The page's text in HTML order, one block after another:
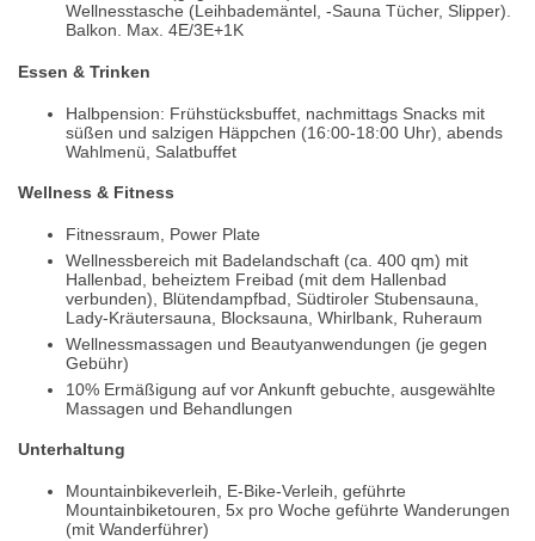
Wellnesstasche (Leihbademäntel, -Sauna Tücher, Slipper).
Balkon. Max. 4E/3E+1K
Essen & Trinken
Halbpension: Frühstücksbuffet, nachmittags Snacks mit
süßen und salzigen Häppchen (16:00-18:00 Uhr), abends
Wahlmenü, Salatbuffet
Wellness & Fitness
Fitnessraum, Power Plate
Wellnessbereich mit Badelandschaft (ca. 400 qm) mit
Hallenbad, beheiztem Freibad (mit dem Hallenbad
verbunden), Blütendampfbad, Südtiroler Stubensauna,
Lady-Kräutersauna, Blocksauna, Whirlbank, Ruheraum
Wellnessmassagen und Beautyanwendungen (je gegen
Gebühr)
10% Ermäßigung auf vor Ankunft gebuchte, ausgewählte
Massagen und Behandlungen
Unterhaltung
Mountainbikeverleih, E-Bike-Verleih, geführte
Mountainbiketouren, 5x pro Woche geführte Wanderungen
(mit Wanderführer)